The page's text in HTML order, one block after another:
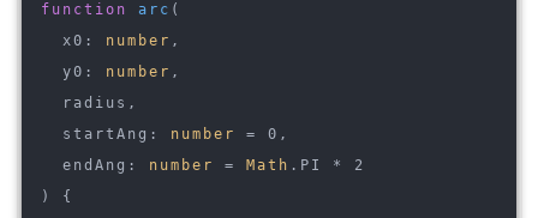
function
arc (
x0: number ,
y0: number ,
radius,
startAng: number
= 0,
endAng: number = Math .PI * 2
) {